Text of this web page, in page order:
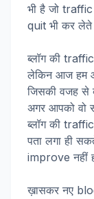
भी है जो
quit भी कर लेते
ब्लॉग की
लेकिन आज हम
जिसकी वजह से
अगर आपको वो
ब्लॉग की
पता लगा ही
improve नहीं
ख़ासकर नए